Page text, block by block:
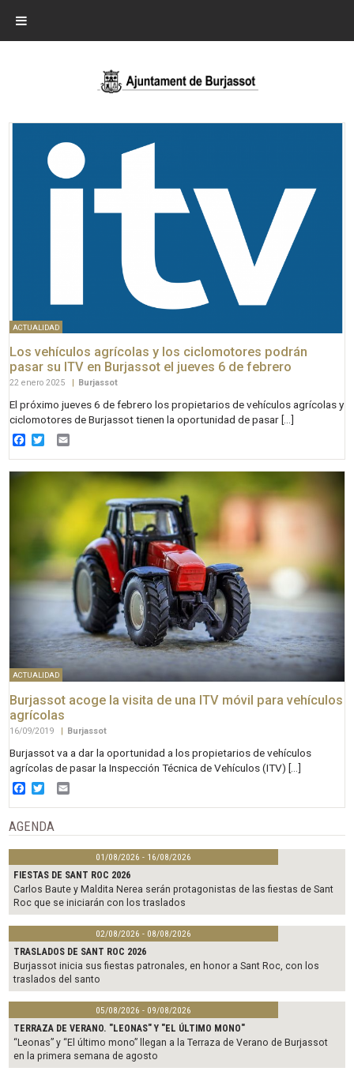
ACTUALIDAD
Los vehículos agrícolas y los ciclomotores podrán
pasar su ITV en Burjassot el jueves 6 de febrero
22 enero 2025 Burjassot
El próximo jueves 6 de febrero los propietarios de vehículos agrícolas y
ciclomotores de Burjassot tienen la oportunidad de pasar […]
Facebook
Twitter
ACTUALIDAD
Burjassot acoge la visita de una ITV móvil para vehículos
agrícolas
16/09/2019 | Burjassot
Burjassot va a dar la oportunidad a los propietarios de vehículos
agrícolas de pasar la Inspección Técnica de Vehículos (ITV) […]
Facebook
Twitter
AGENDA
01/08/2026 - 16/08/2026
FIESTAS DE SANT ROC 2026
Carlos Baute y Maldita Nerea serán protagonistas de las fiestas de Sant
Roc que se iniciarán con los traslados
02/08/2026 - 08/08/2026
TRASLADOS DE SANT ROC 2026
Burjassot inicia sus fiestas patronales, en honor a Sant Roc, con los
traslados del santo
05/08/2026 - 09/08/2026
TERRAZA DE VERANO. "LEONAS" Y "EL ÚLTIMO MONO"
“Leonas” y “El último mono” llegan a la Terraza de Verano de Burjassot
en la primera semana de agosto